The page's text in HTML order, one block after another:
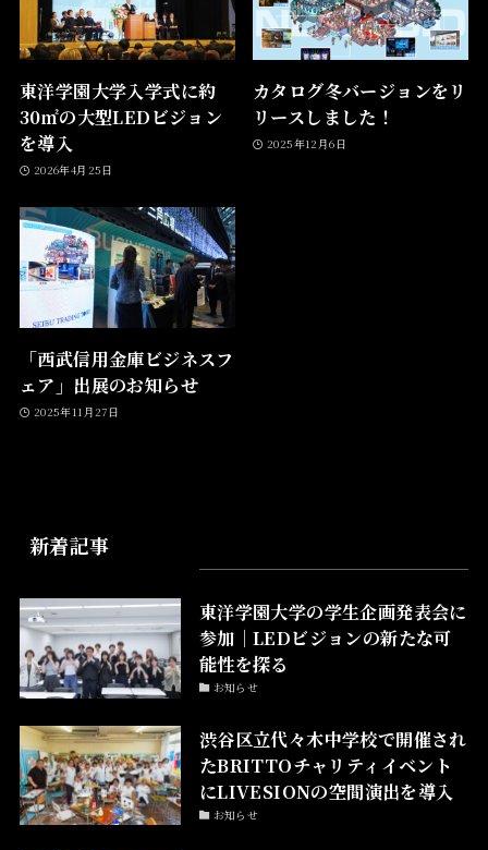
東洋学園大学入学式に約
30㎡の大型LEDビジョン
を導入
2026年4月25日
カタログ冬バージョンをリ
リースしました！
2025年12月6日
「西武信用金庫ビジネスフ
ェア」出展のお知らせ
2025年11月27日
新着記事
東洋学園大学の学生企画発表会に
参加｜LEDビジョンの新たな可
能性を探る
お知らせ
渋谷区立代々木中学校で開催され
たBRITTOチャリティイベント
にLIVESIONの空間演出を導入
お知らせ